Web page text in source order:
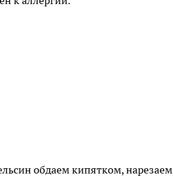
обдаем кипятком, нарезаем